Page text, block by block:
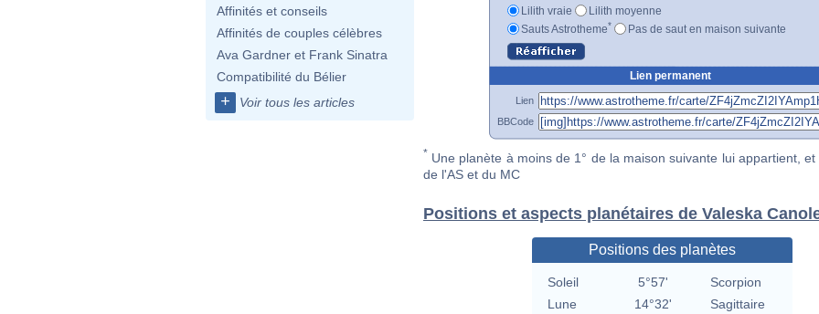
Affinités et conseils
Affinités de couples célèbres
Ava Gardner et Frank Sinatra
Compatibilité du Bélier
+ Voir tous les articles
Lilith vraie
Lilith moyenne
Sauts Astrotheme* Pas de saut en maison suivante
Lien permanent
Lien
BBCode
* Une planète à moins de 1° de la maison suivante lui appartient, et
de l'AS et du MC
Positions et aspects planétaires de Valeska
Positions des planètes
Soleil 5°57'
Scorpion
Lune
14°32'
Sagittaire